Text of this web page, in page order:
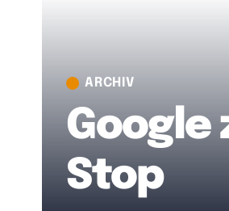
ARCHIV
Google
Stop